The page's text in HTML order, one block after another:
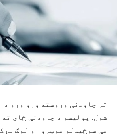
تر چاودنې وروسته ورو ورو د
شول. پولیسو د چاودنې ځای
مې سوځیدلو موټرو او لوګ